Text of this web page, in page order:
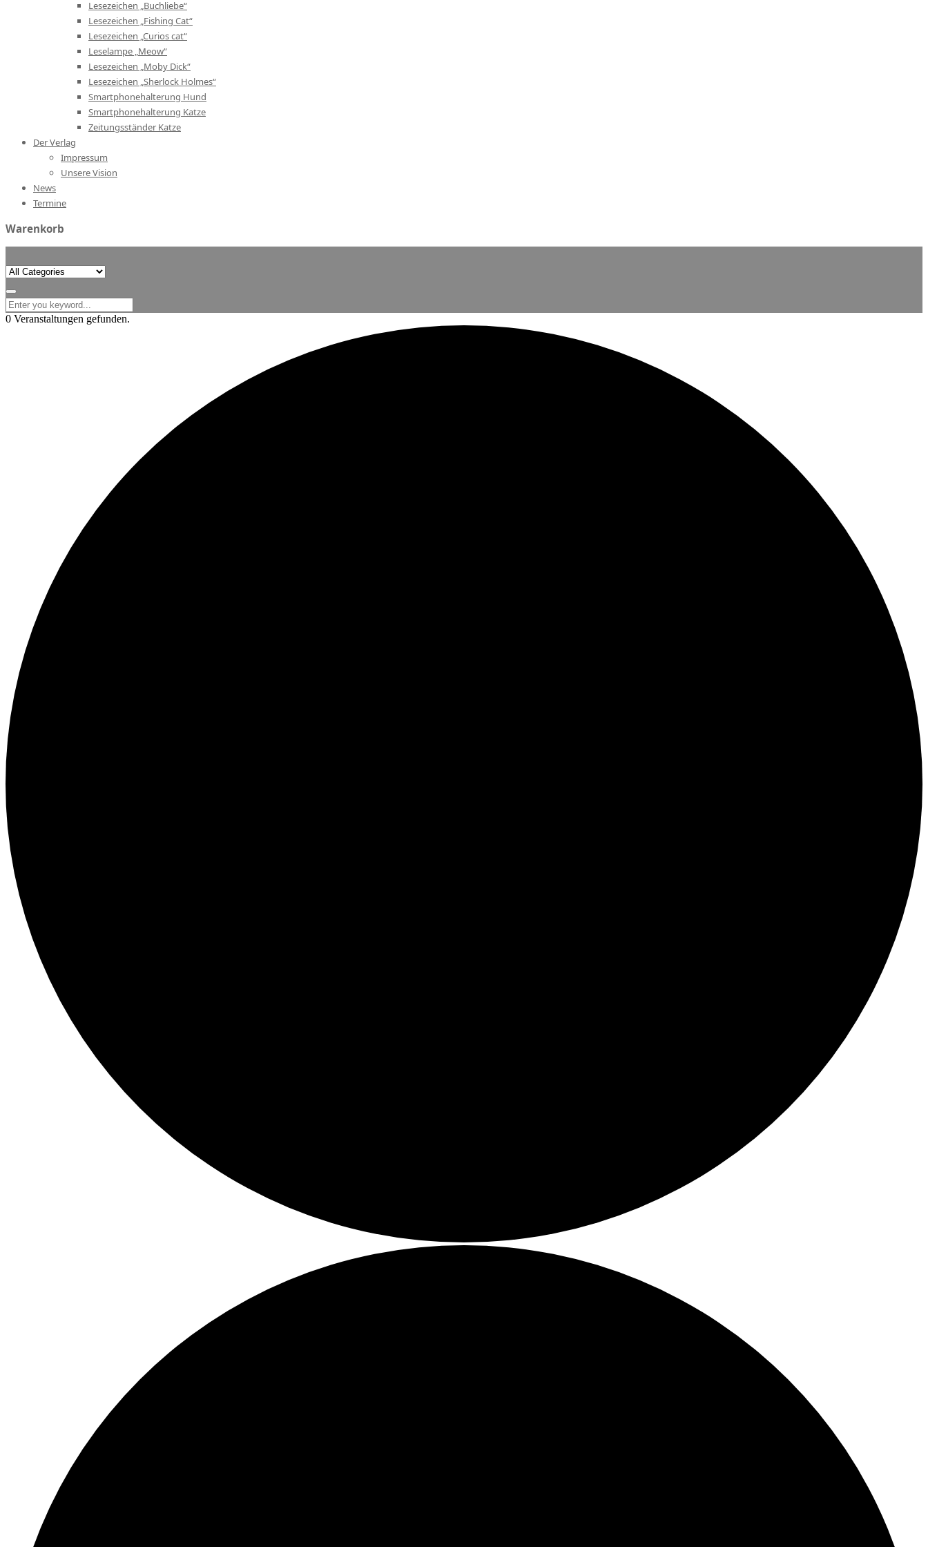
Lesezeichen „Buchliebe“
Lesezeichen „Fishing Cat“
Lesezeichen „Curios cat“
Leselampe „Meow“
Lesezeichen „Moby Dick“
Lesezeichen „Sherlock Holmes“
Smartphonehalterung Hund
Smartphonehalterung Katze
Zeitungsständer Katze
Der Verlag
Impressum
Unsere Vision
News
Termine
Warenkorb
Search
for:
0 Veranstaltungen gefunden.